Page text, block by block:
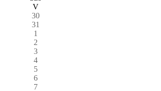
V
30
31
1
2
3
4
5
6
7